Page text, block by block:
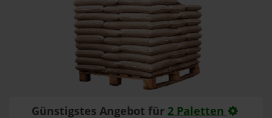
Günstigstes Angebot für 2 Paletten